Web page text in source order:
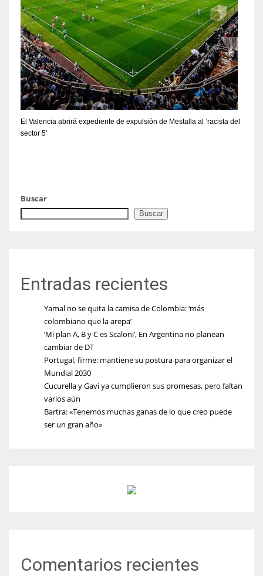
El Valencia abrirá expediente de expulsión de Mestalla al ‘racista del
sector 5’
Buscar
Buscar
Entradas recientes
Yamal no se quita la camisa de Colombia: ‘más
colombiano que la arepa’
‘Mi plan A, B y C es Scaloni’, En Argentina no planean
cambiar de DT
Portugal, firme: mantiene su postura para organizar el
Mundial 2030
Cucurella y Gavi ya cumplieron sus promesas, pero faltan
varios aún
Bartra: «Tenemos muchas ganas de lo que creo puede
ser un gran año»
Comentarios recientes